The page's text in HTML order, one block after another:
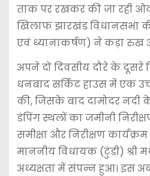
ताक पर रखकर की जा रही
खिलाफ झारखंड विधानसभा
एवं ध्यानाकर्षण) ने कड़ा रुख
अपने दो दिवसीय दौरे के
धनबाद सर्किट हाउस में एक
की, जिसके बाद दामोदर नदी
डंपिंग स्थलों का जमीनी
समीक्षा और निरीक्षण
माननीय विधायक (टुंडी) श्री
अध्यक्षता में संपन्न हुआ। इस